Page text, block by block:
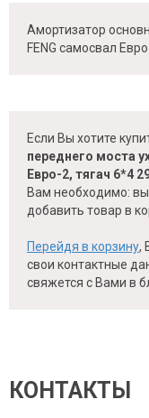
Амортизатор
FENG самосвал
Если Вы хотите
переднего моста
Евро-2, тягач 6*4
Вам необходимо:
добавить товар в
Перейдя в корзину,
свои контактные
свяжется с Вами в
КОНТАКТЫ